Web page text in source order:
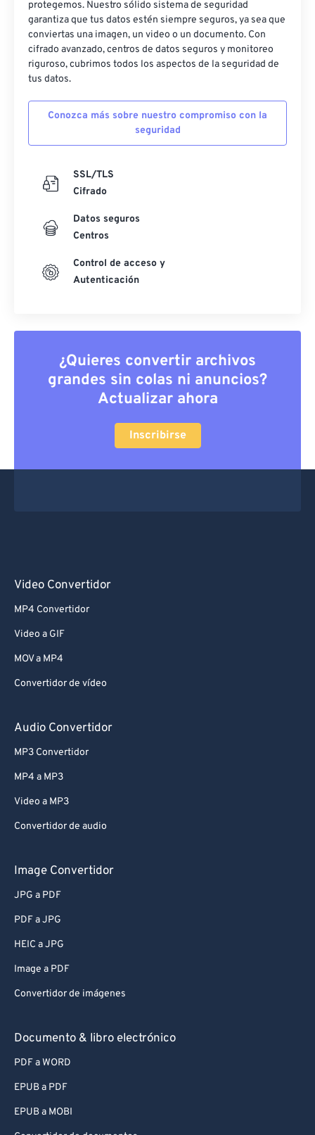
protegemos. Nuestro sólido sistema de seguridad
garantiza que tus datos estén siempre seguros, ya sea que
conviertas una imagen, un video o un documento. Con
cifrado avanzado, centros de datos seguros y monitoreo
riguroso, cubrimos todos los aspectos de la seguridad de
tus datos.
Conozca más sobre nuestro compromiso con la
seguridad
SSL/TLS
Cifrado
Datos seguros
Centros
Control de acceso y
Autenticación
¿Quieres convertir archivos
grandes sin colas ni anuncios?
Actualizar ahora
Inscribirse
Video Convertidor
MP4 Convertidor
Video a GIF
MOV a MP4
Convertidor de vídeo
Audio Convertidor
MP3 Convertidor
MP4 a MP3
Video a MP3
Convertidor de audio
Image Convertidor
JPG a PDF
PDF a JPG
HEIC a JPG
Image a PDF
Convertidor de imágenes
Documento & libro electrónico
PDF a WORD
EPUB a PDF
EPUB a MOBI